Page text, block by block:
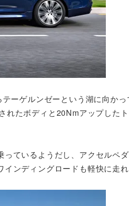
ーゲルンゼーという湖に向か
たボディと20Nmアップした
ているようだし、アクセルペ
ンディングロードも軽快に走れ